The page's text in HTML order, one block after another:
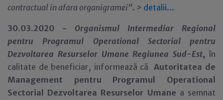
contractual in afara organigramei”. > detalii...
30.03.2020 - Organismul Intermediar Regional
pentru Programul Operational Sectorial pentru
Dezvoltarea Resurselor Umane Regiunea Sud-Est, în
calitate de beneficiar, informează că Autoritatea de
Management pentru Programul Operational
Sectorial Dezvoltarea Resurselor Umane a semnat